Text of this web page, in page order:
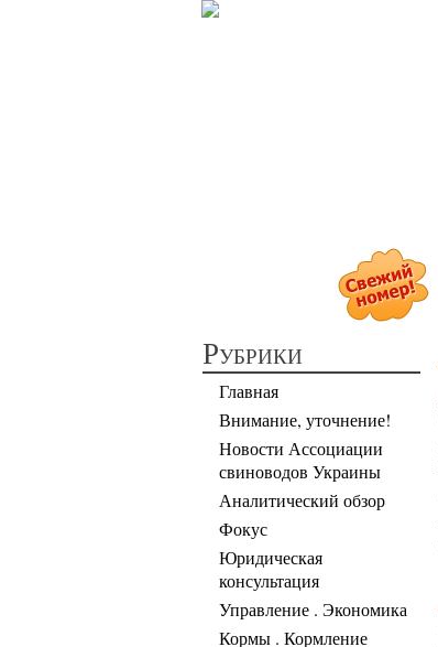
Рубрики
Главная
Внимание, уточнение!
Новости Ассоциации
свиноводов Украины
Аналитический обзор
Фокус
Юридическая
консультация
Управление . Экономика
Кормы . Кормление